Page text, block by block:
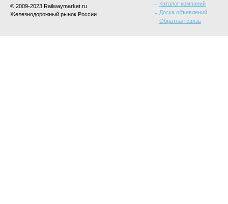
© 2009-2023 Railwaymarket.ru
Железнодорожный рынок России
Каталог компаний
Доска объявлений
Обратная связь